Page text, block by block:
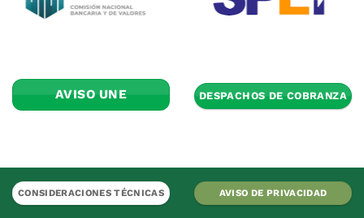
AVISO UNE DESPACHOS DE COBRANZA
CONSIDERACIONES TÉCNICAS AVISO DE PRIVACIDAD